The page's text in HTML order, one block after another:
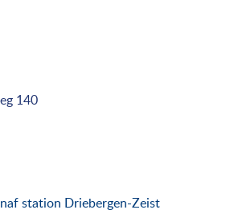
140
station Driebergen-Zeist